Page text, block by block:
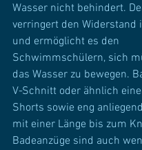
Wasser nicht behindert.
verringert den Widerstand
und ermöglicht es den
Schwimmschülern, sich
das Wasser zu bewegen.
V-Schnitt oder ähnlich
Shorts sowie eng
mit einer Länge bis zum
Badeanzüge sind auch